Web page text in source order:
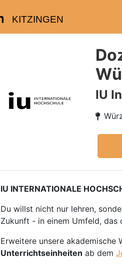
KITZINGEN
IU
IU INTERNATIONALE
Du willst nicht nur lehren,
Zukunft - in einem Umfeld,
Erweitere unsere akademische
Unterrichtseinheiten ab dem